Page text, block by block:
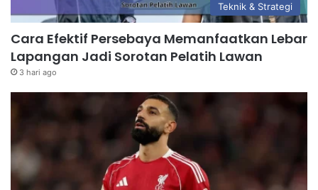
Teknik & Strategi
Cara Efektif Persebaya Memanfaatkan Lebar
Lapangan Jadi Sorotan Pelatih Lawan
3 hari ago